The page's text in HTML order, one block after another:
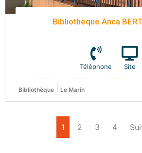
Bibliothèque Anca
Téléphone Site
Bibliothèque Le Marin
1 2 3 4